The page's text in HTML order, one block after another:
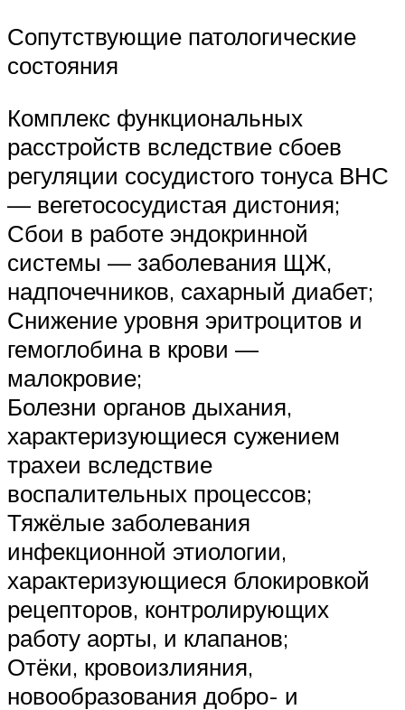
Сопутствующие патологические
состояния
Комплекс функциональных
расстройств вследствие сбоев
регуляции сосудистого тонуса ВНС
— вегетососудистая дистония;
Сбои в работе эндокринной
системы — заболевания ЩЖ,
надпочечников, сахарный диабет;
Снижение уровня эритроцитов и
гемоглобина в крови —
малокровие;
Болезни органов дыхания,
характеризующиеся сужением
трахеи вследствие
воспалительных процессов;
Тяжёлые заболевания
инфекционной этиологии,
характеризующиеся блокировкой
рецепторов, контролирующих
работу аорты, и клапанов;
Отёки, кровоизлияния,
новообразования добро- и